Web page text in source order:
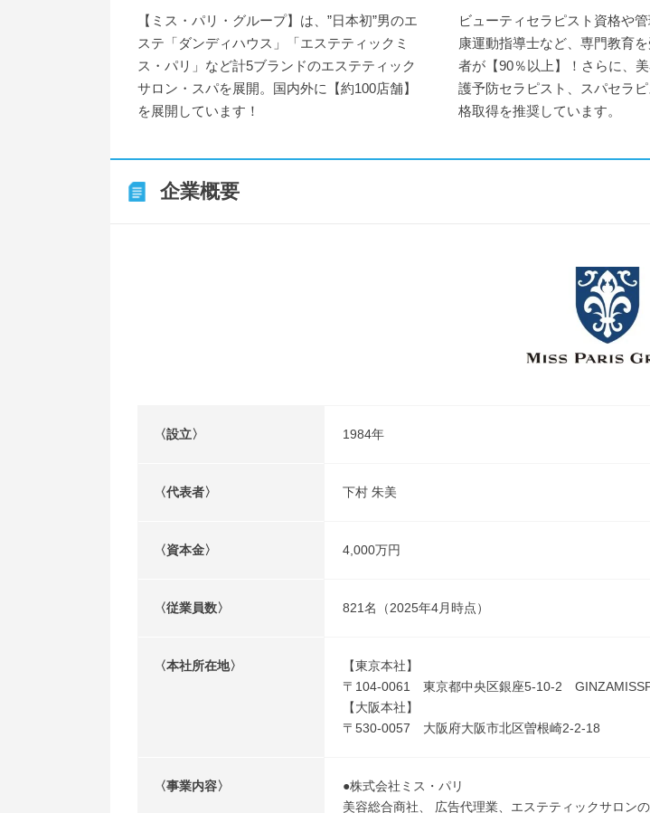
【ミス・パリ・グループ】は、”日本初”男のエ
ステ「ダンディハウス」「エステティックミ
ス・パリ」など計5ブランドのエステティック
サロン・スパを展開。国内外に【約100店舗】
を展開しています！
ビューティセラピスト資格や
康運動指導士など、専門教育
者が【90％以上】！さらに、
護予防セラピスト、スパセラ
格取得を推奨しています。
企業概要
〈設立〉 1984年
〈代表者〉 下村 朱美
〈資本金〉 4,000万円
〈従業員数〉 821名（2025年4月時点）
〈本社所在地〉
【東京本社】
〒104-0061 東京都中央区銀座5-10-2
【大阪本社】
〒530-0057 大阪府大阪市北区曽根崎2-2-18
〈事業内容〉
●株式会社ミス・パリ
美容総合商社、 広告代理業、エステティックサロン